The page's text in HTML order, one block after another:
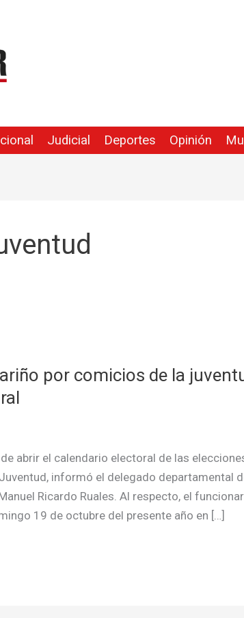
Judicial Deportes Opinión
por comicios de la
abrir el calendario electoral de las
informó el delegado departamental
Ricardo Ruales. Al respecto, el
19 de octubre del presente año en […]